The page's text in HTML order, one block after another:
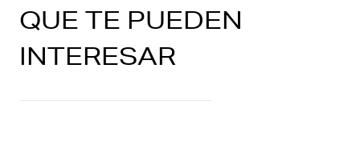
QUE TE PUEDEN
INTERESAR